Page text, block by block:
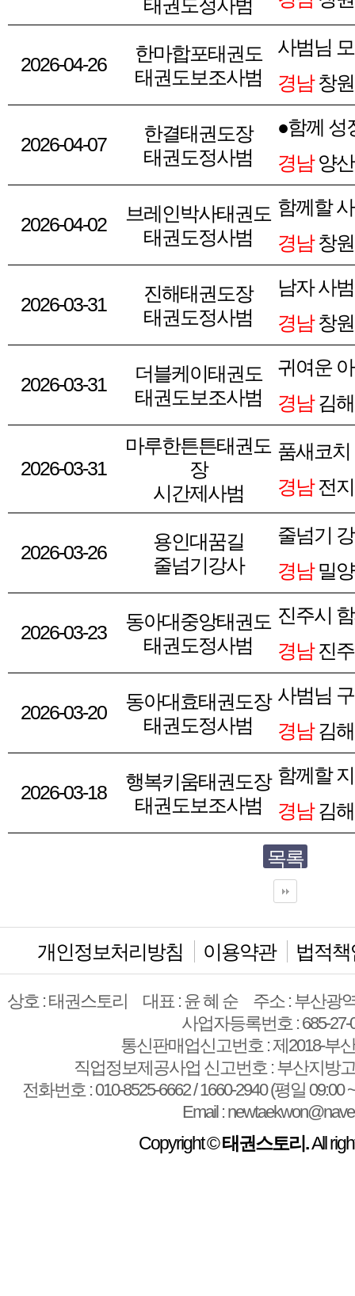
태권도정사범
2026-04-26
한마합포태권도
태권도보조사범
사범님
경남창원
2026-04-07
한결태권도장
태권도정사범
●함께
경남양
2026-04-02
브레인박사태권도
태권도정사범
함께할
경남창원
2026-03-31
진해태권도장
태권도정사범
남자 사
경남창원
2026-03-31
더블케이태권도
태권도보조사범
귀여운
경남김
2026-03-31
마루한튼튼태권도
장
시간제사범
품새코
경남전
2026-03-26
용인대꿈길
줄넘기강사
줄넘기
경남밀
2026-03-23
동아대중앙태권도
태권도정사범
진주시
경남진
2026-03-20
동아대효태권도장
태권도정사범
사범님
경남김
2026-03-18
행복키움태권도장
태권도보조사범
함께할
경남김
목록
개인정보처리방침 이용약관 법적
상호 : 태권스토리 대표 : 윤 혜 순
주소 : 부산광
사업자등록번호 : 685-27-
통신판매업신고번호 : 제2018-부
직업정보제공사업 신고번호 : 부산지방
전화번호 : 010-8525-6662 / 1660-2940 (평일 09:00
Email :
Copyright ©태권스토리.All